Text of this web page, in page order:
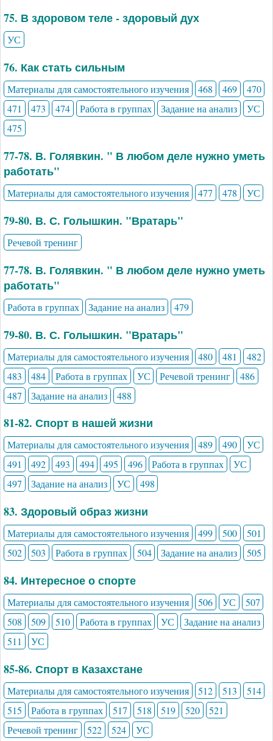
75. В здоровом теле - здоровый дух
УС
76. Как стать сильным
Материалы для самостоятельного изучения 468 469
470
471
473 474 Работа в группах Задание на анализ
УС
475
77-78. В. Голявкин. " В любом деле нужно уметь
работать"
Материалы для самостоятельного изучения 477 478 УС
79-80. В. С. Голышкин. "Вратарь"
Речевой тренинг
77-78. В. Голявкин. " В любом деле нужно уметь
работать"
Работа в группах Задание на анализ 479
79-80. В. С. Голышкин. "Вратарь"
Материалы для самостоятельного изучения 480 481
482
483
484 Работа в группах УС Речевой тренинг
486
487
Задание на анализ 488
81-82. Спорт в нашей жизни
Материалы для самостоятельного изучения 489 490
УС
491
492 493 494 495 496 Работа в группах
УС
497
Задание на анализ УС 498
83. Здоровый образ жизни
Материалы для самостоятельного изучения 499 500
501
502
503 Работа в группах 504 Задание на анализ 505
84. Интересное о спорте
Материалы для самостоятельного изучения 506 УС
507
508
509 510 Работа в группах УС
Задание на анализ
511
УС
85-86. Спорт в Казахстане
Материалы для самостоятельного изучения 512 513
514
515
Работа в группах 517 518 519 520
521
Речевой тренинг
522 524 УС